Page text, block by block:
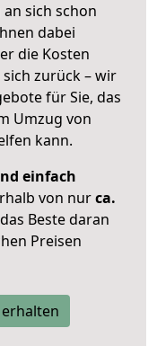
sich schon
dabei
die Kosten
sich zurück – wir
für Sie, das
Umzug von
kann.
einfach
von nurca.
Beste daran
Preisen